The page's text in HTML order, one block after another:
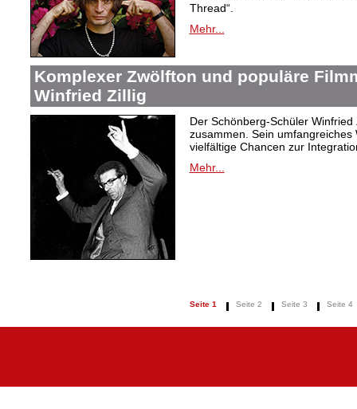
Thread“.
Mehr...
Komplexer Zwölfton und populäre
Winfried Zillig
Der Schönberg-Schüler
zusammen. Sein
vielfältige Chancen zur
Mehr...
Seite 1 Seite 2 Seite 3 Seite 4